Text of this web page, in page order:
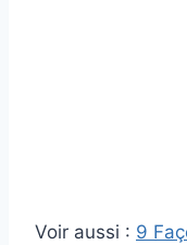
Voir aussi : 9